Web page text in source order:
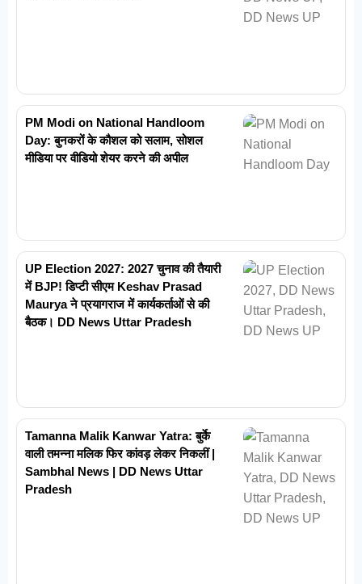
PM Modi on National Handloom
Day: बुनकरों के कौशल को सलाम, सोशल
मीडिया पर वीडियो शेयर करने की अपील
UP Election 2027: 2027 चुनाव की तैयारी
में BJP! डिप्टी सीएम Keshav Prasad
Maurya ने प्रयागराज में कार्यकर्ताओं से की
बैठक। DD News Uttar Pradesh
Tamanna Malik Kanwar Yatra: बुर्के
वाली तमन्ना मलिक फिर कांवड़ लेकर निकलीं |
Sambhal News | DD News Uttar
Pradesh